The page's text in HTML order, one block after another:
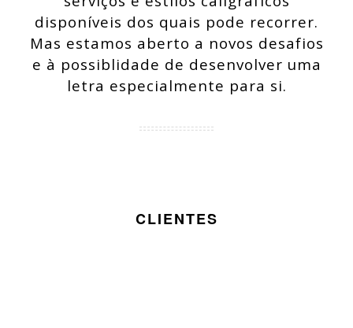
disponíveis dos quais pode recorrer.
Mas estamos aberto a novos desafios
e à possiblidade de desenvolver uma
letra especialmente para si.
CLIENTES